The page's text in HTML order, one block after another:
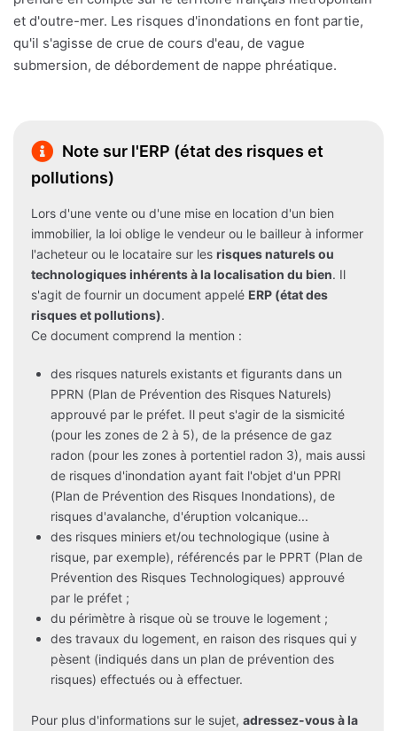
et d'outre-mer. Les risques d'inondations en font partie,
qu'il s'agisse de crue de cours d'eau, de vague
submersion, de débordement de nappe phréatique.
Note sur l'ERP (état des risques et
pollutions)
Lors d'une vente ou d'une mise en location d'un bien
immobilier, la loi oblige le vendeur ou le bailleur à informer
l'acheteur ou le locataire sur les risques naturels ou
technologiques inhérents à la localisation du bien. Il
s'agit de fournir un document appelé ERP (état des
risques et pollutions).
Ce document comprend la mention :
des risques naturels existants et figurants dans un
PPRN (Plan de Prévention des Risques Naturels)
approuvé par le préfet. Il peut s'agir de la sismicité
(pour les zones de 2 à 5), de la présence de gaz
radon (pour les zones à portentiel radon 3), mais aussi
de risques d'inondation ayant fait l'objet d'un PPRI
(Plan de Prévention des Risques Inondations), de
risques d'avalanche, d'éruption volcanique...
des risques miniers et/ou technologique (usine à
risque, par exemple), référencés par le PPRT (Plan de
Prévention des Risques Technologiques) approuvé
par le préfet ;
du périmètre à risque où se trouve le logement ;
des travaux du logement, en raison des risques qui y
pèsent (indiqués dans un plan de prévention des
risques) effectués ou à effectuer.
Pour plus d'informations sur le sujet, adressez-vous à la